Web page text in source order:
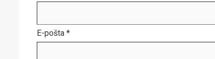
E-pošta *